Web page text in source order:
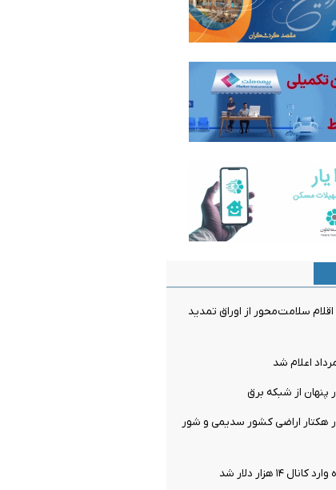
اقلام سلامت‌محور از اوراق تمدید
و ۲۰۰ هزار هکتار اراضی کشور سدیمی و شور
هزار دلار شد